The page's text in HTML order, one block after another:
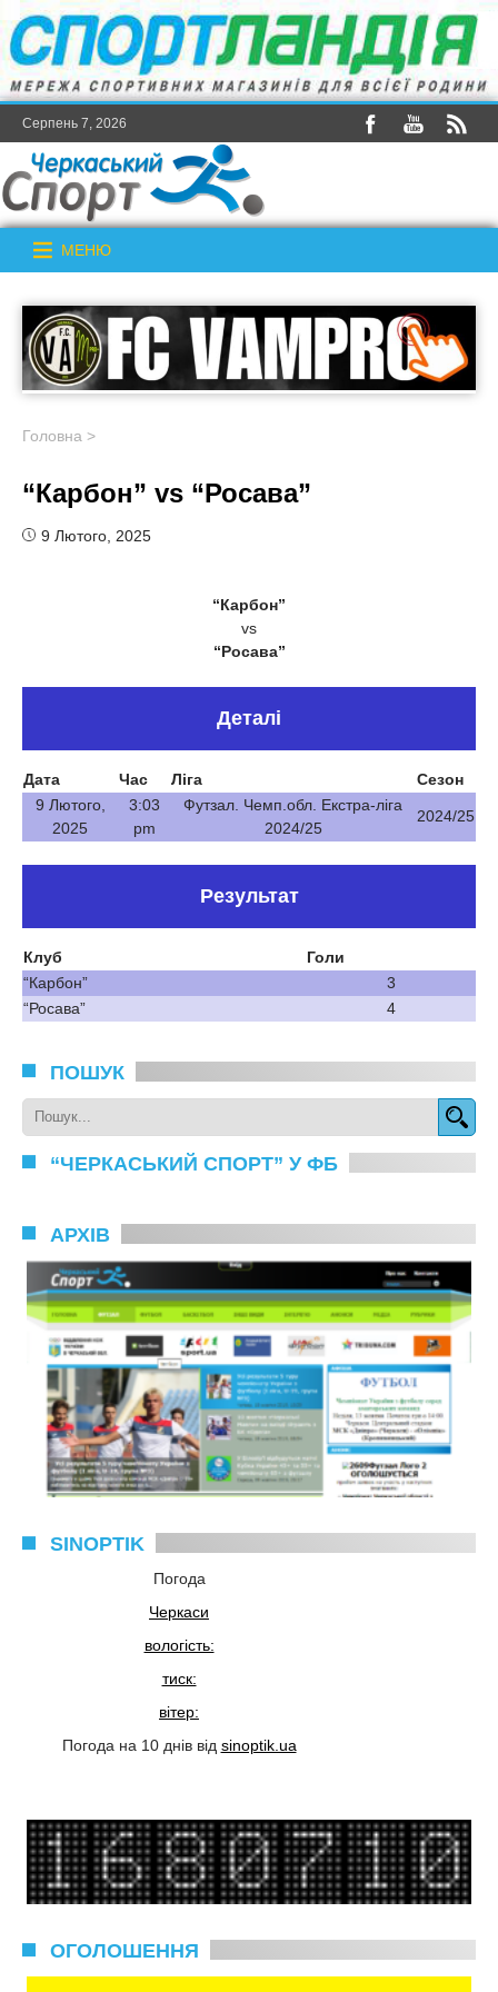
Серпень 7, 2026
МЕНЮ
Головна >
“Карбон” vs “Росава”
9 Лютого, 2025
“Карбон”
vs
“Росава”
Деталі
Дата Час Ліга
Сезон
9 Лютого,
2025
3:03
pm
Футзал. Чемп.обл. Екстра-ліга
2024/25
2024/25
Результат
Клуб
Голи
“Карбон”
3
“Росава”
4
ПОШУК
“ЧЕРКАСЬКИЙ СПОРТ” У ФБ
АРХІВ
SINOPTIK
Погода
Черкаси
вологість:
тиск:
вітер:
Погода на 10 днів від sinoptik.ua
ОГОЛОШЕННЯ